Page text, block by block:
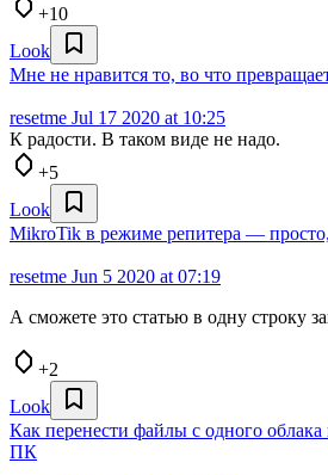
+10
Look
Мне не нравится то, во что
resetme Jul 17 2020 at 10:25
К радости. В таком виде не надо.
+5
Look
MikroTik в режиме репитера —
resetme Jun 5 2020 at 07:19
А сможете это статью в одну строку
+2
Look
Как перенести файлы с одного
ПК